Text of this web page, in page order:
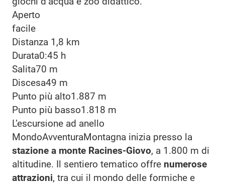
Aperto
facile
Distanza 1,8 km
Durata0:45 h
Salita70 m
Discesa49 m
Punto più alto1.887 m
Punto più basso1.818 m
L’escursione ad anello
MondoAvventuraMontagna inizia presso la
stazione a monte Racines-Giovo, a 1.800 m di
altitudine. Il sentiero tematico offre numerose
attrazioni, tra cui il mondo delle formiche e